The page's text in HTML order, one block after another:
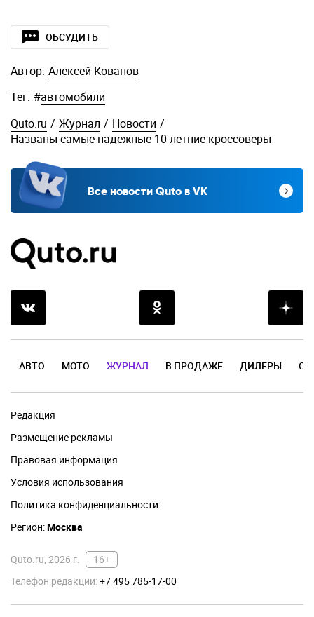
ОБСУДИТЬ
Автор: Алексей Кованов
Тег: #автомобили
Quto.ru / Журнал / Новости /
Названы самые надёжные 10-летние кроссоверы
Все новости Quto в VK
АВТО МОТО ЖУРНАЛ В ПРОДАЖЕ ДИЛЕРЫ
Редакция
Размещение рекламы
Правовая информация
Условия использования
Политика конфиденциальности
Регион:Москва
Quto.ru, 2026 г.
16+
Телефон редакции:+7 495 785-17-00